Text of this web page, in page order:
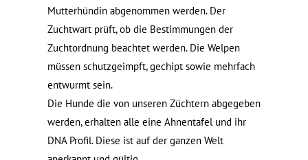
Mutterhündin abgenommen werden. Der
Zuchtwart prüft, ob die Bestimmungen der
Zuchtordnung beachtet werden. Die Welpen
müssen schutzgeimpft, gechipt sowie mehrfach
entwurmt sein.
Die Hunde die von unseren Züchtern abgegeben
werden, erhalten alle eine Ahnentafel und ihr
DNA Profil. Diese ist auf der ganzen Welt